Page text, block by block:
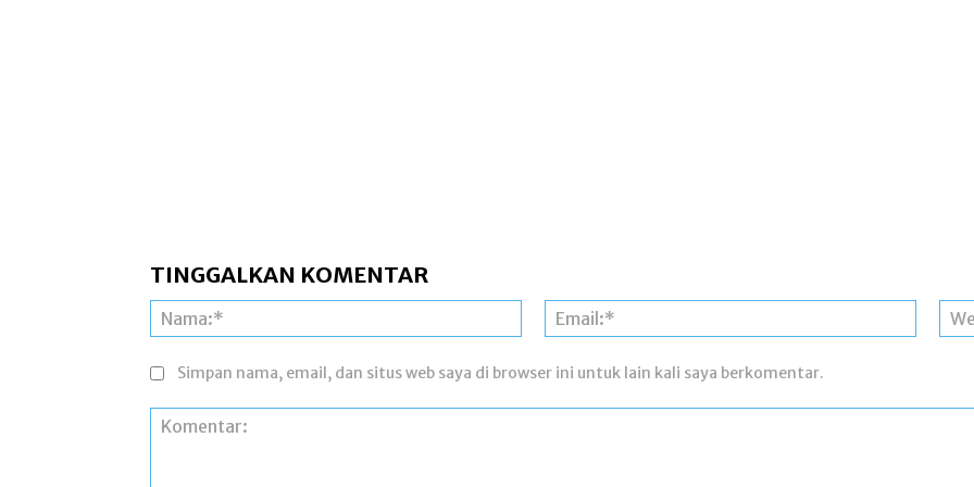
TINGGALKAN KOMENTAR
Nama:* Email:*
Simpan nama, email, dan situs web saya di browser ini untuk lain kali saya berkomentar.